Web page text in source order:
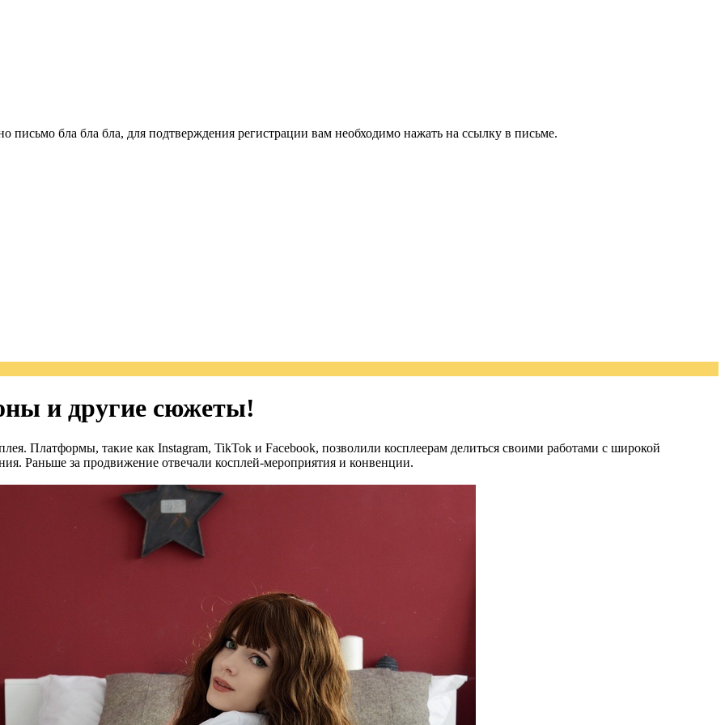
письмо бла бла бла, для подтверждения регистрации вам необходимо нажать на ссылку в письме.
и другие сюжеты!
Платформы, такие как Instagram, TikTok и Facebook, позволили косплеерам делиться своими работами с широкой
Раньше за продвижение отвечали косплей-мероприятия и конвенции.